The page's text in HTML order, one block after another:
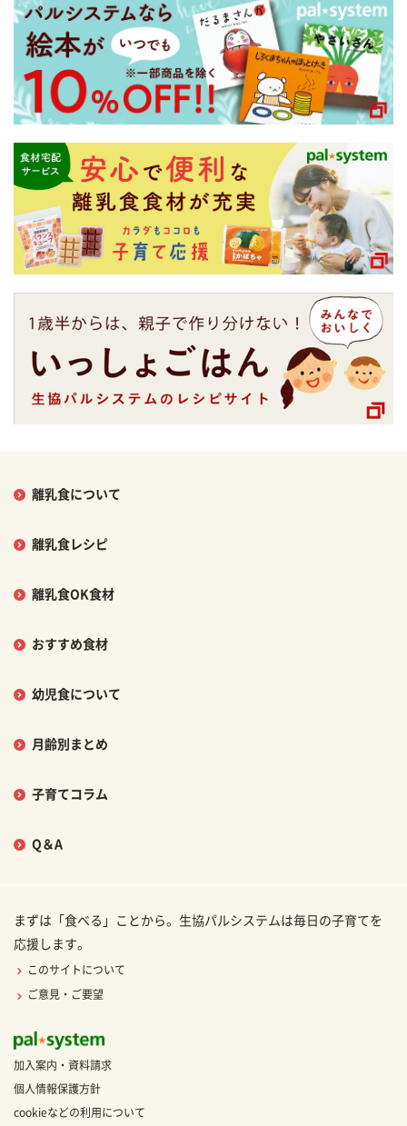
離乳食について
離乳食レシピ
離乳食OK食材
おすすめ食材
幼児食について
月齢別まとめ
子育てコラム
Q＆A
まずは「食べる」ことから。生協パルシステムは毎日の子育てを
応援します。
このサイトについて
ご意見・ご要望
加入案内・資料請求
個人情報保護方針
cookieなどの利用について